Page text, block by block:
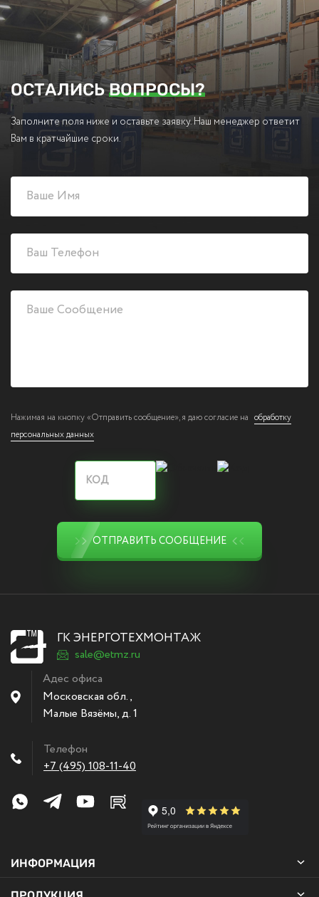
ОСТАЛИСЬВОПРОСЫ?
Заполните поля ниже и оставьте заявку. Наш менеджер ответит
Вам в кратчайшие сроки.
Нажимая на кнопку «Отправить сообщение», я даю согласие на обработку
персональных данных
ОТПРАВИТЬ СООБЩЕНИЕ
ГК ЭНЕРГОТЕХМОНТАЖ
sale@etmz.ru
Адес офиса
Московская обл.,
Малые Вязёмы,д. 1
Телефон
+7 (495) 108-11-40
ИНФОРМАЦИЯ